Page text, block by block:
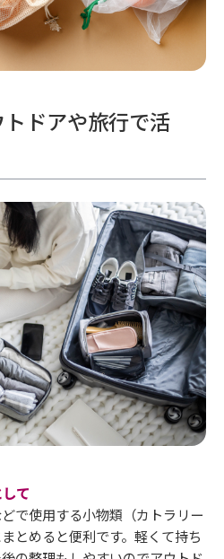
ドアや旅行で活
て
で使用する小物類（カトラリー
とめると便利です。軽くて持ち